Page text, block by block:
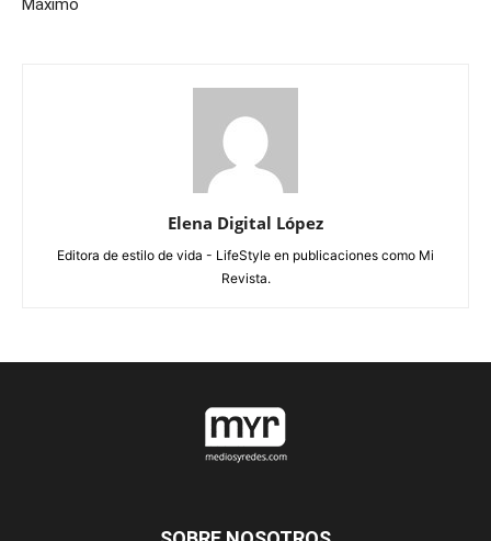
Máximo
Elena Digital López
Editora de estilo de vida - LifeStyle en publicaciones como Mi
Revista.